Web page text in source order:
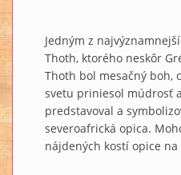
Jedným z
Thoth, ktorého neskôr
Thoth bol mesačný boh,
svetu priniesol múdrosť
predstavoval a
severoafrická opica.
nájdených kostí opice